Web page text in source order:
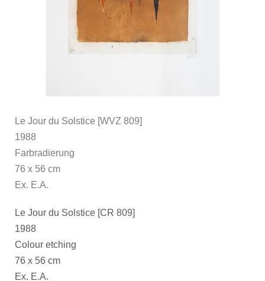
Le Jour du Solstice [WVZ 809]
1988
Farbradierung
76 x 56 cm
Ex. E.A.
Le Jour du Solstice [CR 809]
1988
Colour etching
76 x 56 cm
Ex. E.A.